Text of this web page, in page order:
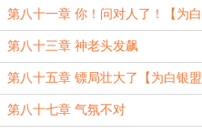
第八十一章 你！问对人了！【为白
银盟龙牙令加更7】
第八十三章 神老头发飙
第八十五章 镖局壮大了【为白银盟
龙牙令加更9】
第八十七章 气氛不对